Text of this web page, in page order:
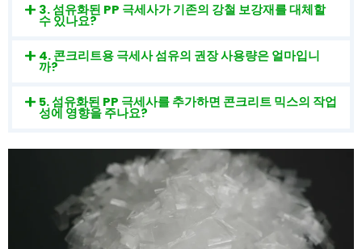
3. 섬유화된 PP 극세사가 기존의 강철 보강재를 대체할
수 있나요?
4. 콘크리트용 극세사 섬유의 권장 사용량은 얼마입니
까?
5. 섬유화된 PP 극세사를 추가하면 콘크리트 믹스의 작업
성에 영향을 주나요?